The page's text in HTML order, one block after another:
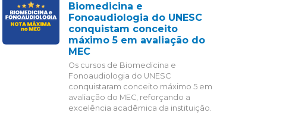
Biomedicina e
Fonoaudiologia do UNESC
conquistam conceito
máximo 5 em avaliação do
MEC
Os cursos de Biomedicina e
Fonoaudiologia do UNESC
conquistaram conceito máximo 5 em
avaliação do MEC, reforçando a
excelência acadêmica da instituição.